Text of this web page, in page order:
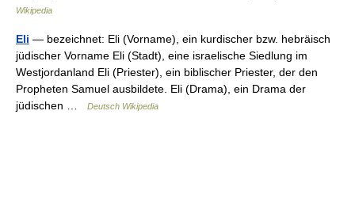
Wikipedia
Eli — bezeichnet: Eli (Vorname), ein kurdischer bzw. hebräisch
jüdischer Vorname Eli (Stadt), eine israelische Siedlung im
Westjordanland Eli (Priester), ein biblischer Priester, der den
Propheten Samuel ausbildete. Eli (Drama), ein Drama der
jüdischen …
Deutsch Wikipedia